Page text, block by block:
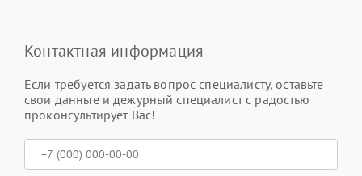
Контактная информация
Если требуется задать вопрос специалисту, оставьте
свои данные и дежурный специалист с радостью
проконсультирует Вас!